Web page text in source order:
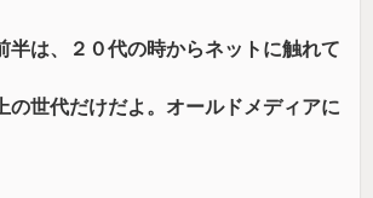
半は、２０代の時からネットに触れて
の世代だけだよ。オールドメディアに